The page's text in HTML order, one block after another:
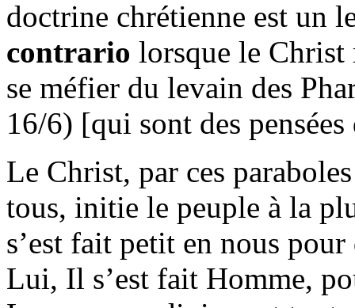
doctrine chrétienne est un
contrario lorsque le Christ
se méfier du levain des
16/6) [qui sont des pensées
Le Christ, par ces
tous, initie le peuple à la
s’est fait petit en nous
Lui, Il s’est fait Homme,